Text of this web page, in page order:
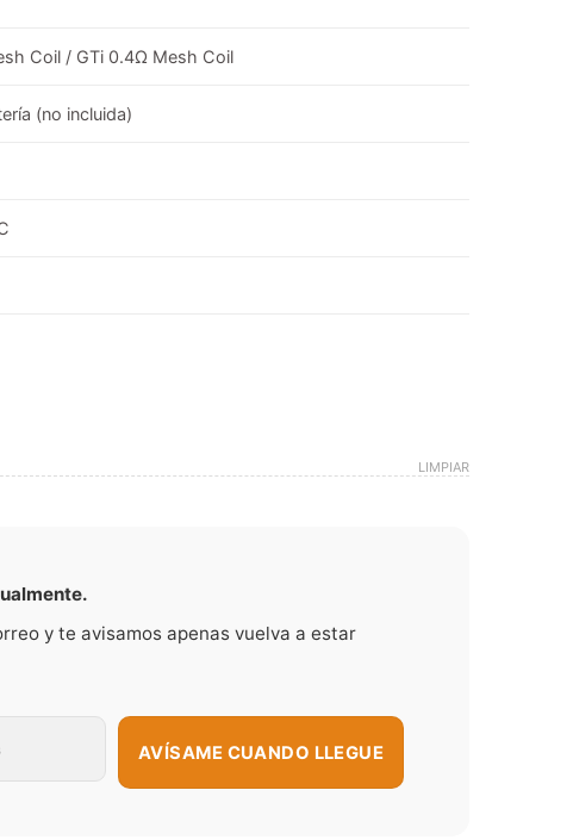
Coil / GTi 0.4Ω Mesh Coil
(no incluida)
LIMPIAR
y te avisamos apenas vuelva a estar
AVÍSAME CUANDO LLEGUE